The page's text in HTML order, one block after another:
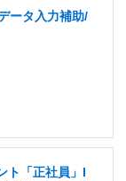
ータ入力補助/
ト「正社員」I